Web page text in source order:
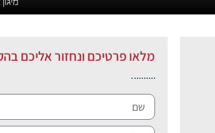
מלאו פרטיכם ונחזור אליכם